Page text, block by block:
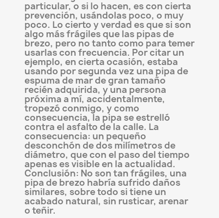
particular, o si lo hacen, es con cierta
prevención, usándolas poco, o muy
poco. Lo cierto y verdad es que si son
algo más frágiles que las pipas de
brezo, pero no tanto como para temer
usarlas con frecuencia. Por citar un
ejemplo, en cierta ocasión, estaba
usando por segunda vez una pipa de
espuma de mar de gran tamaño
recién adquirida, y una persona
próxima a mí, accidentalmente,
tropezó conmigo, y como
consecuencia, la pipa se estrelló
contra el asfalto de la calle. La
consecuencia: un pequeño
desconchón de dos milímetros de
diámetro, que con el paso del tiempo
apenas es visible en la actualidad.
Conclusión: No son tan frágiles, una
pipa de brezo habría sufrido daños
similares, sobre todo si tiene un
acabado natural, sin rusticar, arenar
o teñir.